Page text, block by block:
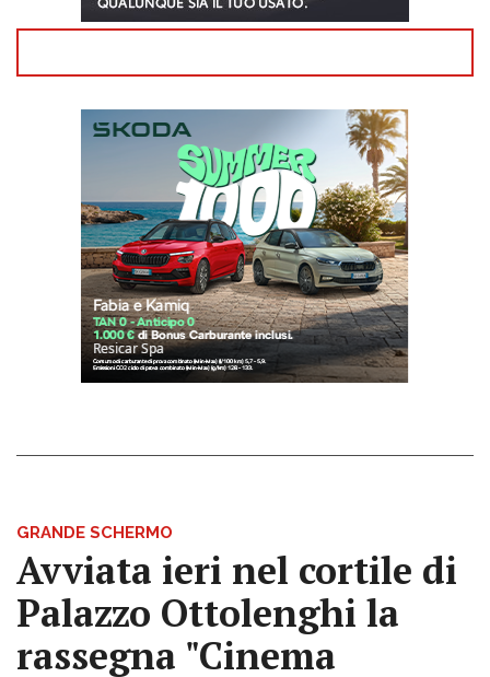
GRANDE SCHERMO
Avviata ieri nel cortile di
Palazzo Ottolenghi la
rassegna "Cinema